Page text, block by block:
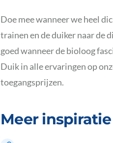
Doe mee wanneer we heel
trainen en de duiker naar de
goed wanneer de bioloog
Duik in alle ervaringen op
toegangsprijzen.
Meer